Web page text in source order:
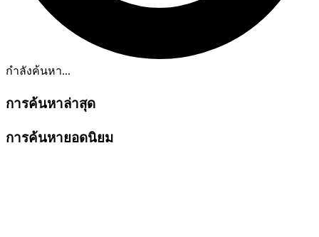
กำลังค้นหา...
การค้นหาล่าสุด
การค้นหายอดนิยม